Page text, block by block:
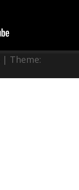
| Theme: